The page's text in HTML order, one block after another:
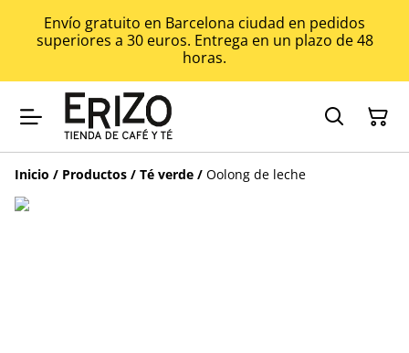
Envío gratuito en Barcelona ciudad en pedidos
superiores a 30 euros. Entrega en un plazo de 48
horas.
Inicio / Productos / Té verde / Oolong de leche